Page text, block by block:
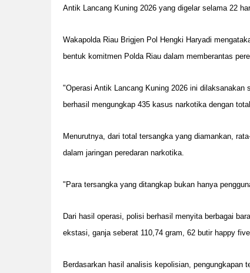
Antik Lancang Kuning 2026 yang digelar selama 22
Wakapolda Riau Brigjen Pol Hengki Haryadi
bentuk komitmen Polda Riau dalam memberantas
"Operasi Antik Lancang Kuning 2026 ini
berhasil mengungkap 435 kasus narkotika dengan
Menurutnya, dari total tersangka yang diamankan,
dalam jaringan peredaran narkotika.
"Para tersangka yang ditangkap bukan hanya
Dari hasil operasi, polisi berhasil menyita berbagai
ekstasi, ganja seberat 110,74 gram, 62 butir happy
Berdasarkan hasil analisis kepolisian, pengungkapan